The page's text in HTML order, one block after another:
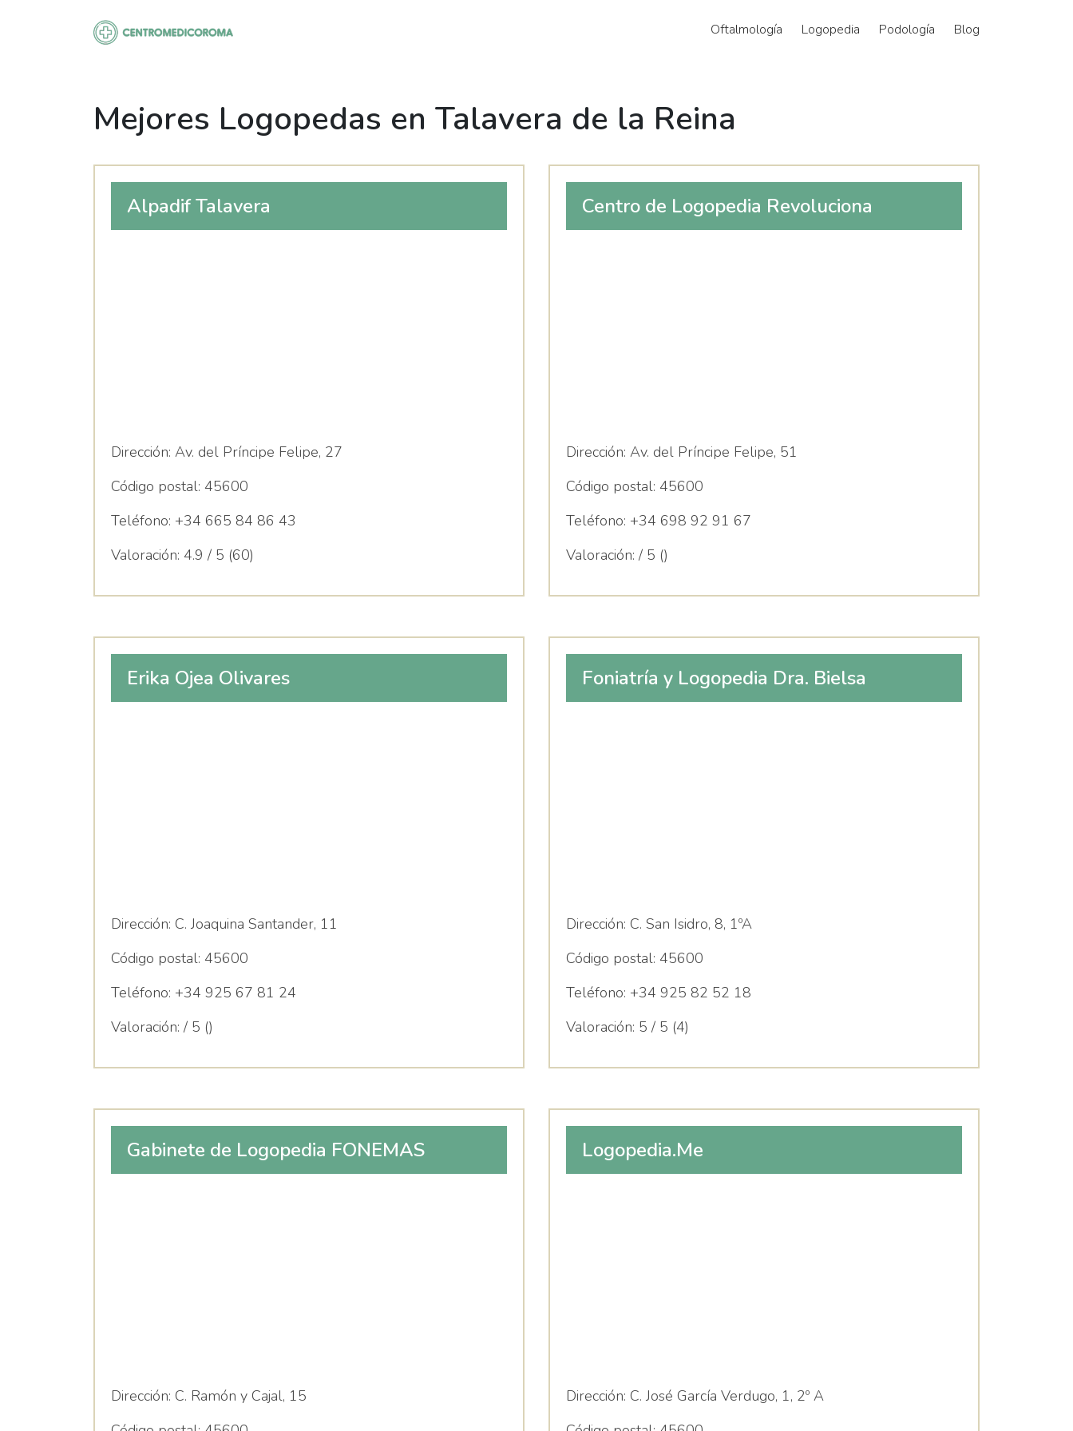
Oftalmología Logopedia Podología Blog
Mejores Logopedas en Talavera de la Reina
Alpadif Talavera
Dirección: Av. del Príncipe Felipe, 27
Código postal: 45600
Teléfono: +34 665 84 86 43
Valoración: 4.9 / 5 (60)
Centro de Logopedia Revoluciona
Dirección: Av. del Príncipe Felipe, 51
Código postal: 45600
Teléfono: +34 698 92 91 67
Valoración: / 5 ()
Erika Ojea Olivares
Dirección: C. Joaquina Santander, 11
Código postal: 45600
Teléfono: +34 925 67 81 24
Valoración: / 5 ()
Foniatría y Logopedia Dra. Bielsa
Dirección: C. San Isidro, 8, 1ºA
Código postal: 45600
Teléfono: +34 925 82 52 18
Valoración: 5 / 5 (4)
Gabinete de Logopedia FONEMAS
Dirección: C. Ramón y Cajal, 15
Logopedia.Me
Dirección: C. José García Verdugo, 1, 2º A